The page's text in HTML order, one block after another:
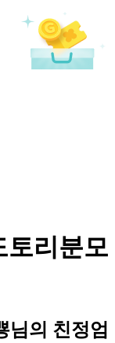
토리분모
님의 친정엄